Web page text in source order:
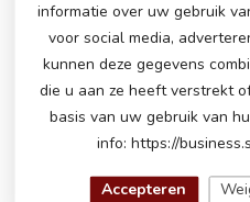
Jeep Grand
kinderauto
Op voorraad
Jeep Grand
kinderauto
Op voorraad
informatie over uw gebruik
voor social media,
kunnen deze gegevens
die u aan ze heeft verstrekt
basis van uw gebruik van
info: https://
Accepteren